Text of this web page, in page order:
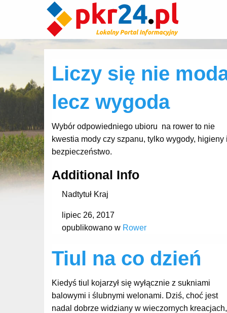
Liczy się nie
lecz wygoda
Wybór odpowiedniego ubioru na rower to nie
kwestia mody czy szpanu, tylko wygody, higieny
bezpieczeństwo.
Additional Info
Nadtytuł Kraj
lipiec 26, 2017
opublikowano w Rower
Tiul na co dzień
Kiedyś tiul kojarzył się wyłącznie z sukniami
balowymi i ślubnymi welonami. Dziś, choć jest
nadal dobrze widziany w wieczornych kreacjach,